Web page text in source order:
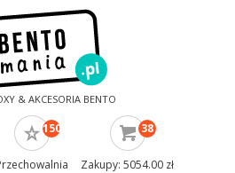
& AKCESORIA BENTO
150 38
Zakupy: 5054.00 zł